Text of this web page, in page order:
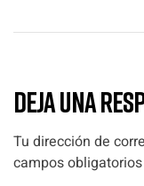
DEJA UNA
Tu dirección de
campos